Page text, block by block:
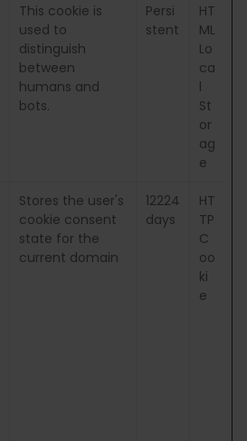
This cookie is
used to
distinguish
between
humans and
bots.
Persi
stent
HT
ML
Lo
ca
l
St
or
ag
e
Stores the user's
cookie consent
state for the
current domain
12224
days
HT
TP
C
oo
ki
e